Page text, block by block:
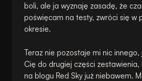
boli, ale ja wyznaję zasadę, że
poświęcam na testy, zwróci się w
okresie.
Teraz nie pozostaje mi nic
Cię do drugiej części
na blogu Red Sky już niebawem.